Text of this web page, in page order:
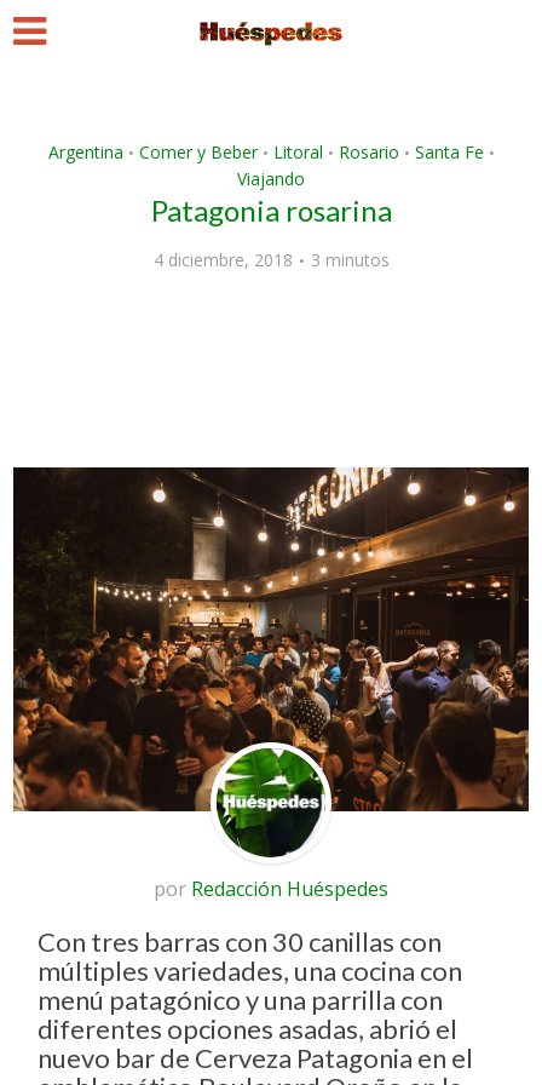
Argentina • Comer y Beber • Litoral • Rosario • Santa Fe •
Viajando
Patagonia rosarina
4 diciembre, 2018 3 minutos
por Redacción Huéspedes
Con tres barras con 30 canillas con
múltiples variedades, una cocina con
menú patagónico y una parrilla con
diferentes opciones asadas, abrió el
nuevo bar de Cerveza Patagonia en el